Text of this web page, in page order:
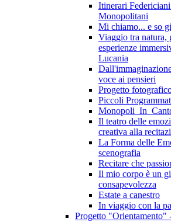
Itinerari
Monopolitani
Mi chiamo... e so
Viaggio tra natura,
esperienze
Lucania
voce ai pensieri
Progetto
Piccoli
Il teatro delle
creativa alla
La Forma delle
scenografia
Recitare che
Il mio corpo è un
consapevolezza
Estate a canestro
In viaggio con la
Progetto "Orientamento"